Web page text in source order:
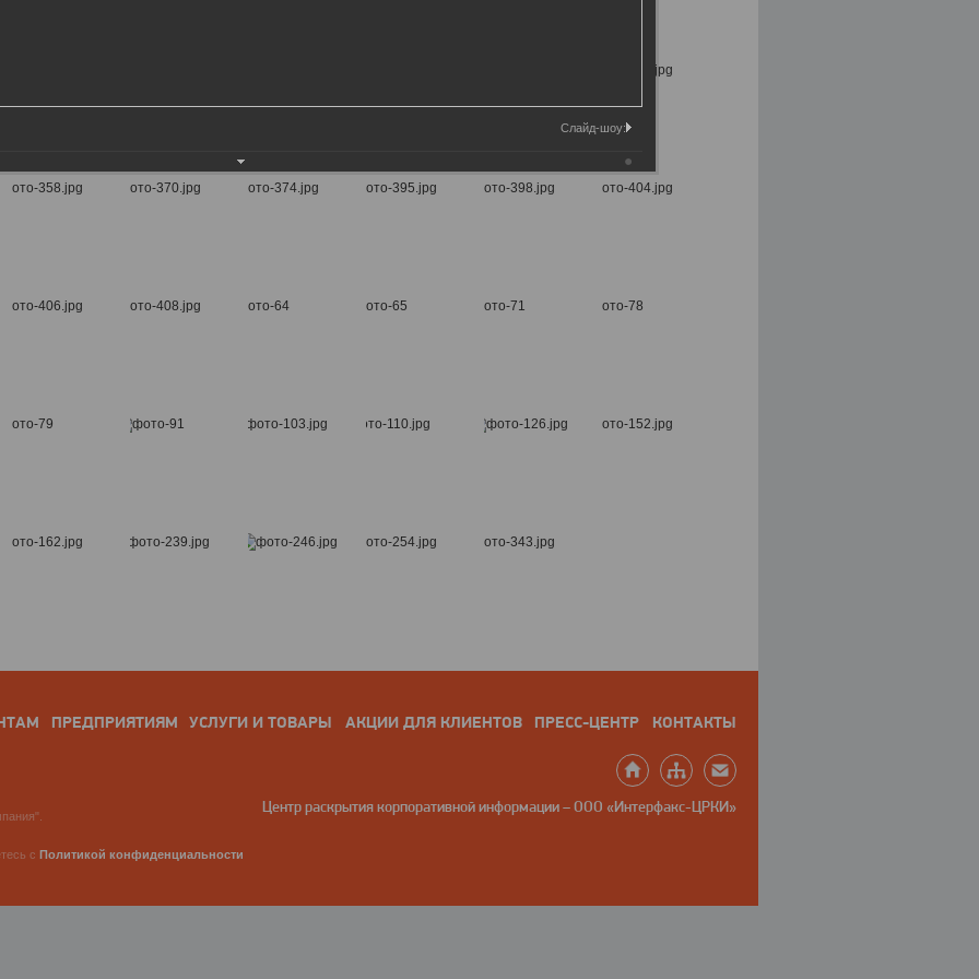
ПРЕДПРИЯТИЯМ УСЛУГИ И ТОВАРЫ АКЦИИ ДЛЯ КЛИЕНТОВ ПРЕСС-ЦЕНТР КОНТАКТЫ
Центр раскрытия корпоративной информации – ООО «Интерфакс-ЦРКИ»
с Политикой конфиденциальности
Слайд-шоу: